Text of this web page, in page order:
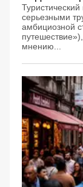
серьезными
амбициозной
мнению...